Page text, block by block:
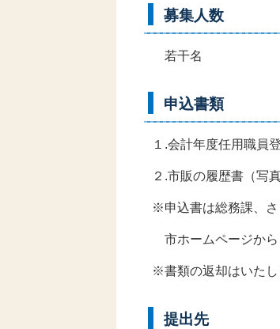
募集人数
若干名
申込書類
１.会計年度任用職員
２.市販の履歴書（写
※申込書は総務課、さ
市ホームページか
※書類の返却はいたし
提出先